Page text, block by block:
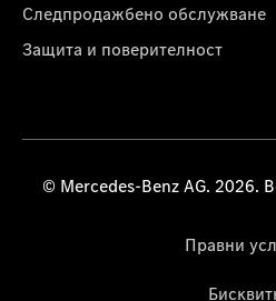
Следпродажбено обслужване
Защита и поверителност
© Mercedes-Benz AG. 2026.
Правни